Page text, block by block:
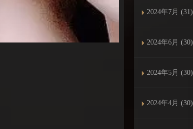
2024年7月 (31)
2024年6月 (30)
2024年5月 (30)
2024年4月 (30)